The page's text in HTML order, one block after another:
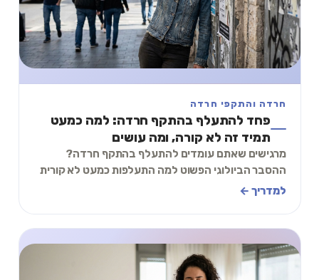
חרדה והתקפי חרדה
פחד להתעלף בהתקף חרדה: למה כמעט
תמיד זה לא קורה, ומה עושים
מרגישים שאתם עומדים להתעלף בהתקף חרדה?
ההסבר הביולוגי הפשוט למה התעלפות כמעט לא קורית
בחרדה, מה כן גורם לתחושה, ותכל׳ס מה לעשות ברגע.
למדריך ←